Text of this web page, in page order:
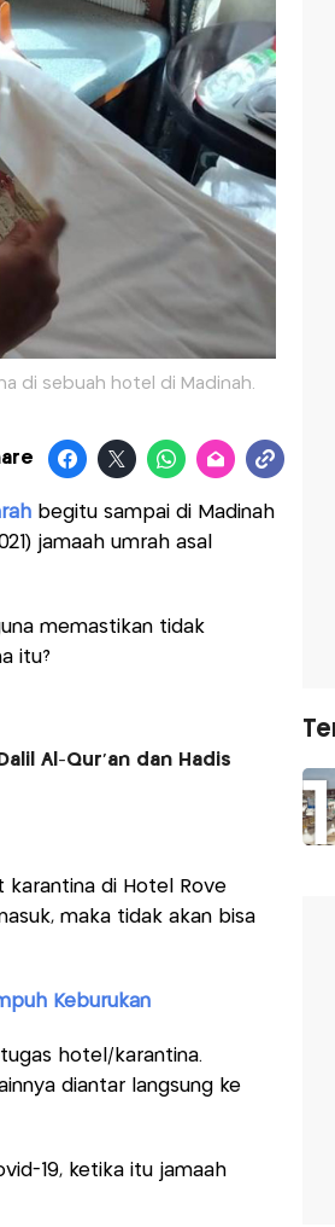
di sebuah hotel di Madinah.
begitu sampai di Madinah
jamaah umrah asal
memastikan tidak
itu?
Al-Qur'an dan Hadis
karantina di Hotel Rove
maka tidak akan bisa
Keburukan
hotel/karantina.
diantar langsung ke
19, ketika itu jamaah